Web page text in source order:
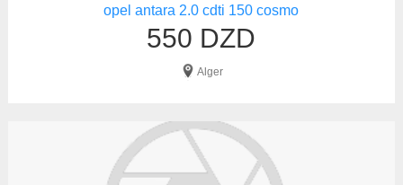
opel antara 2.0 cdti 150 cosmo
550 DZD
Alger